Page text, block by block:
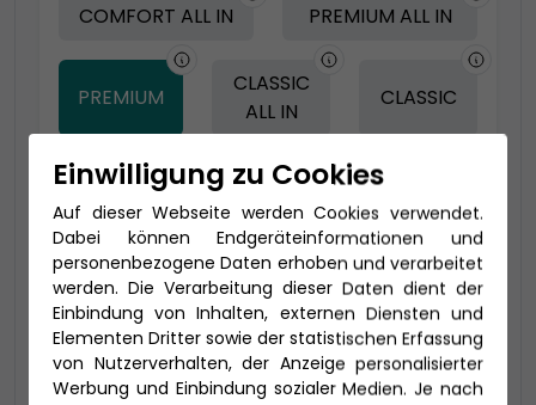
COMFORT ALL IN PREMIUM ALL IN
PREMIUM
CLASSIC
ALL IN
CLASSIC
-100 € - Frühbucher
Einwilligung zu Cookies
Auf dieser Webseite werden Cookies verwendet.
Dabei können Endgeräteinformationen und
personenbezogene Daten erhoben und verarbeitet
werden. Die Verarbeitung dieser Daten dient der
Einbindung von Inhalten, externen Diensten und
Elementen Dritter sowie der statistischen Erfassung
von Nutzerverhalten, der Anzeige personalisierter
Werbung und Einbindung sozialer Medien. Je nach